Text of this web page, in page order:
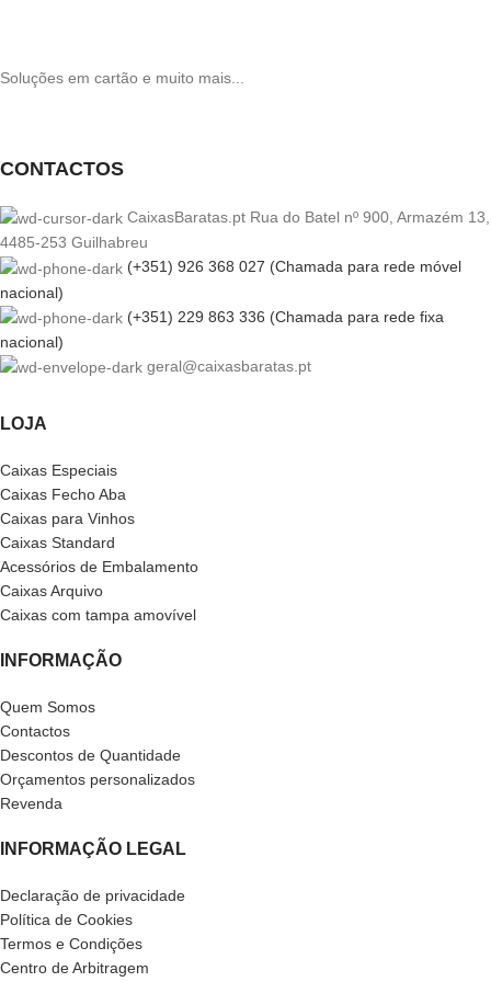
Soluções em cartão e muito mais...
CONTACTOS
CaixasBaratas.pt Rua do Batel nº 900, Armazém 13,
4485-253 Guilhabreu
(+351) 926 368 027 (Chamada para rede móvel
nacional)
(+351) 229 863 336 (Chamada para rede fixa
nacional)
geral@caixasbaratas.pt
LOJA
Caixas Especiais
Caixas Fecho Aba
Caixas para Vinhos
Caixas Standard
Acessórios de Embalamento
Caixas Arquivo
Caixas com tampa amovível
INFORMAÇÃO
Quem Somos
Contactos
Descontos de Quantidade
Orçamentos personalizados
Revenda
INFORMAÇÃO LEGAL
Declaração de privacidade
Política de Cookies
Termos e Condições
Centro de Arbitragem